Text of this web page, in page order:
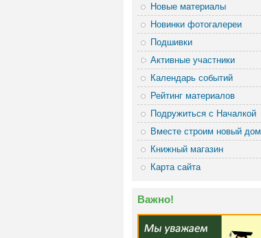
Новые материалы
Новинки фотогалереи
Подшивки
Активные участники
Календарь событий
Рейтинг материалов
Подружиться с Началкой
Вместе строим новый дом
Книжный магазин
Карта сайта
Важно!